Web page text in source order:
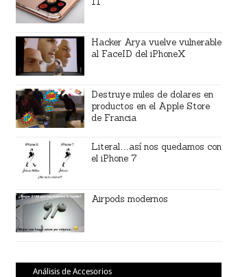
Hacker Arya vuelve vulnerable
al FaceID del iPhoneX
Destruye miles de dolares en
productos en el Apple Store
de Francia
Literal…así nos quedamos con
el iPhone 7
Airpods modernos
Análisis de Accesorios